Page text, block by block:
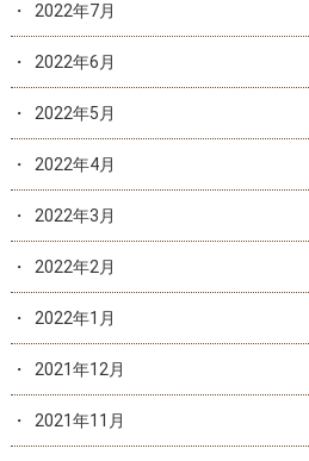
2022年7月
2022年6月
2022年5月
2022年4月
2022年3月
2022年2月
2022年1月
2021年12月
2021年11月